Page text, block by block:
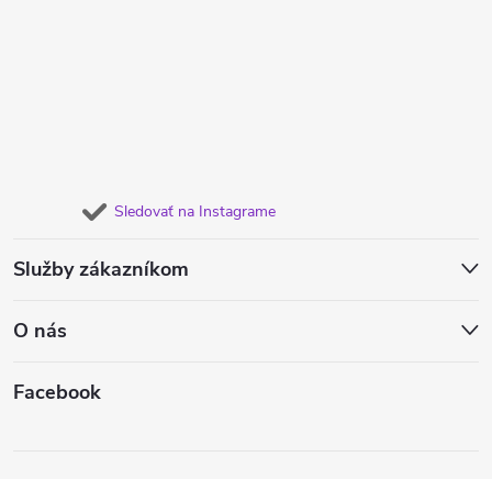
Sledovať na Instagrame
Služby zákazníkom
O nás
Facebook